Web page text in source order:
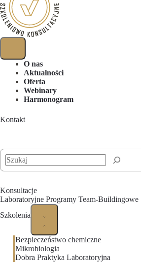
O nas
Aktualności
Oferta
Webinary
Harmonogram
Kontakt
Szukaj
Konsultacje
Laboratoryjne Programy Team-Buildingowe
Szkolenia
Bezpieczeństwo chemiczne
Mikrobiologia
Dobra Praktyka Laboratoryjna